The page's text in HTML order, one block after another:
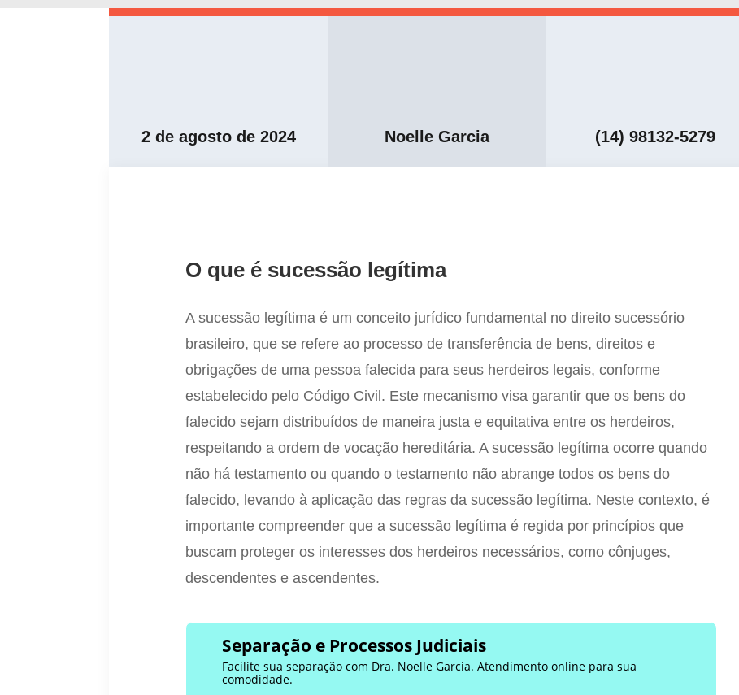
2 de agosto de 2024 Noelle Garcia (14) 98132-5279
O que é sucessão legítima
A sucessão legítima é um conceito jurídico fundamental no direito sucessório
brasileiro, que se refere ao processo de transferência de bens, direitos e
obrigações de uma pessoa falecida para seus herdeiros legais, conforme
estabelecido pelo Código Civil. Este mecanismo visa garantir que os bens do
falecido sejam distribuídos de maneira justa e equitativa entre os herdeiros,
respeitando a ordem de vocação hereditária. A sucessão legítima ocorre quando
não há testamento ou quando o testamento não abrange todos os bens do
falecido, levando à aplicação das regras da sucessão legítima. Neste contexto, é
importante compreender que a sucessão legítima é regida por princípios que
buscam proteger os interesses dos herdeiros necessários, como cônjuges,
descendentes e ascendentes.
Separação e Processos Judiciais
Facilite sua separação com Dra. Noelle Garcia. Atendimento online para sua
comodidade.